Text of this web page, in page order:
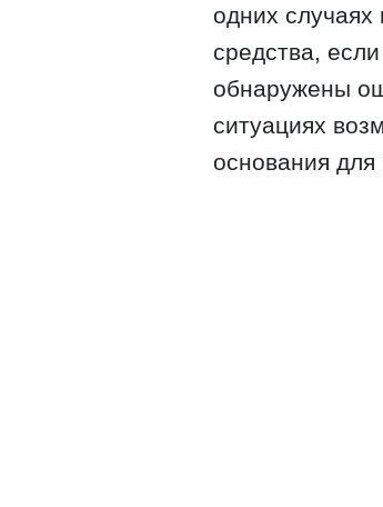
одних
средства,
обнаружены
ситуациях
основания для